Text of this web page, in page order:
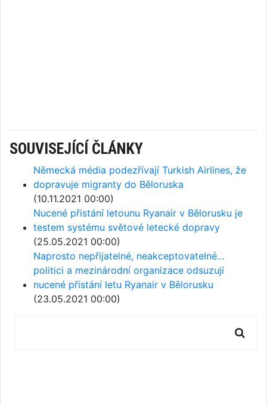
SOUVISEJÍCÍ ČLÁNKY
Německá média podezřívají Turkish Airlines, že
dopravuje migranty do Běloruska
(10.11.2021 00:00)
Nucené přistání letounu Ryanair v Bělorusku je
testem systému světové letecké dopravy
(25.05.2021 00:00)
Naprosto nepřijatelné, neakceptovatelné…
politici a mezinárodní organizace odsuzují
nucené přistání letu Ryanair v Bělorusku
(23.05.2021 00:00)